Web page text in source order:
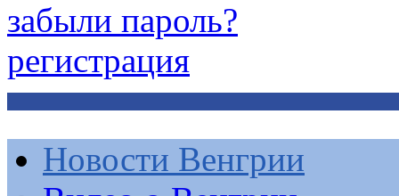
забыли пароль?
регистрация
Новости Венгрии